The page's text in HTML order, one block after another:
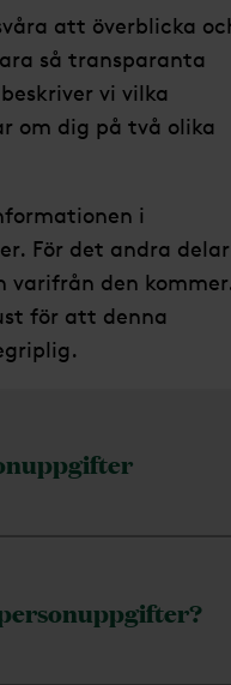
att överblicka
så transparanta
vi vilka
om dig på två olika
i
För det andra delar
den
för att denna